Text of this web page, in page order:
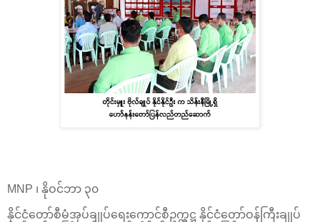
MNP ၊ နိုဝင်ဘာ ၃၀
နိုင်ငံတော်စီမံအုပ်ချုပ်ရေးကောင်စီဥက္ကဋ္ဌ နိုင်ငံတော်ဝန်ကြီးချုပ်